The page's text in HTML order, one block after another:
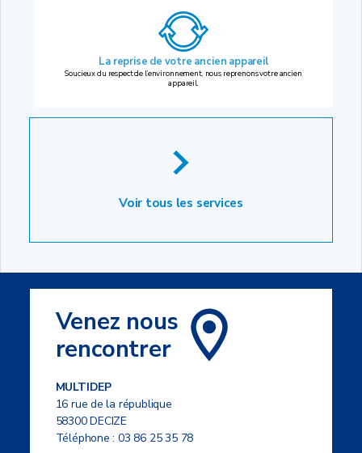
La reprise de votre ancien appareil
Soucieux du respect de l’environnement, nous reprenons votre ancien
appareil.
Voir tous les services
Venez nous
rencontrer
MULTIDEP
16 rue de la république
58300 DECIZE
Téléphone :03 86 25 35 78